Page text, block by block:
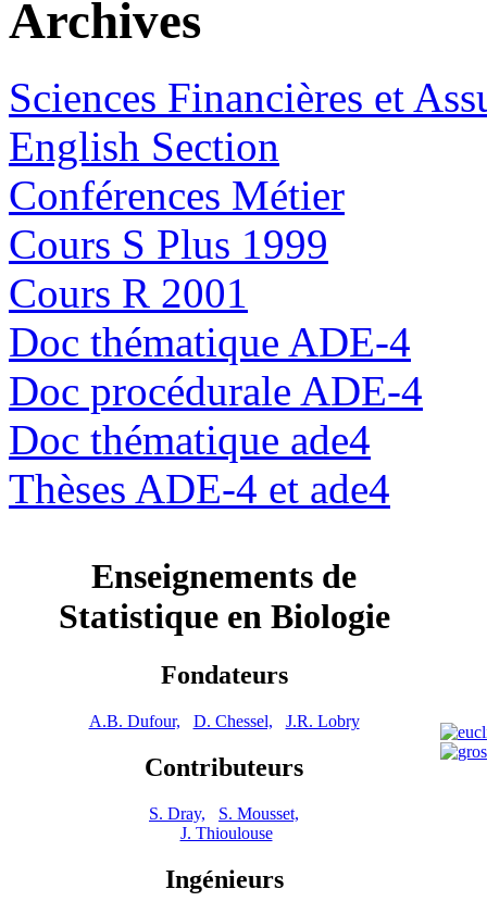
Archives
Sciences Financières et
English Section
Conférences Métier
Cours S Plus 1999
Cours R 2001
Doc thématique ADE-4
Doc procédurale ADE-4
Doc thématique ade4
Thèses ADE-4 et ade4
Enseignements de
Statistique en Biologie
Fondateurs
A.B. Dufour, D. Chessel, J.R. Lobry
Contributeurs
S. Dray,
S. Mousset,
J. Thioulouse
Ingénieurs